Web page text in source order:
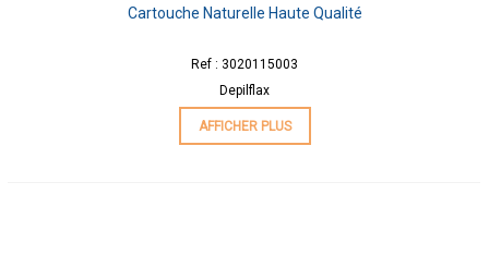
Cartouche Naturelle Haute Qualité
Ref : 3020115003
Depilflax
AFFICHER PLUS